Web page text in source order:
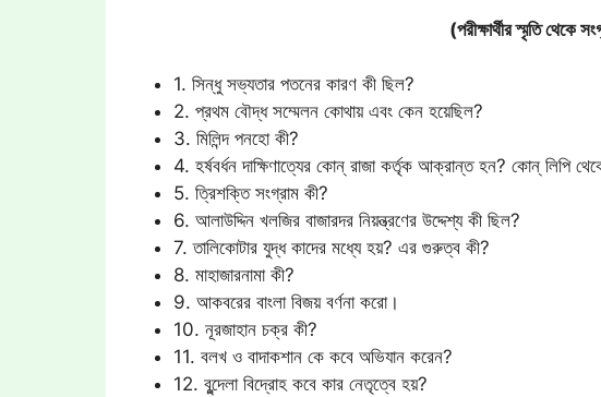
(পরীক্ষার্থীর স্মৃতি থেকে
1. সিন্ধু সভ্যতার পতনের কারণ কী ছিল?
2. প্রথম বৌদ্ধ সম্মেলন কোথায় এবং কেন হয়েছিল?
3. মিলিন্দ পনহো কী?
4. হর্ষবর্ধন দাক্ষিণাত্যের কোন্ রাজা কর্তৃক আক্রান্ত হন? কোন্ লিপি
5. ত্রিশক্তি সংগ্রাম কী?
6. আলাউদ্দিন খলজির বাজারদর নিয়ন্ত্রণের উদ্দেশ্য কী ছিল?
7. তালিকোটার যুদ্ধ কাদের মধ্যে হয়? এর গুরুত্ব কী?
8. মাহাজারনামা কী?
9. আকবরের বাংলা বিজয় বর্ণনা করো।
10. নূরজাহান চক্র কী?
11. বলখ ও বাদাকশান কে কবে অভিযান করেন?
12. বুন্দেলা বিদ্রোহ কবে কার নেতৃত্বে হয়?